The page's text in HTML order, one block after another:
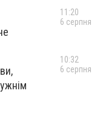
11:20
6 серпня
10:32
6 серпня